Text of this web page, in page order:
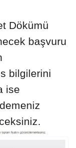
Dökümü
başvuru
bilgilerini
ise